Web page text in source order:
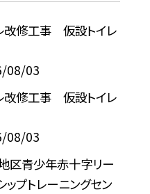
改修工事 仮設トイレ
08/03
改修工事 仮設トイレ
08/03
区青少年赤十字リー
ップトレーニングセン